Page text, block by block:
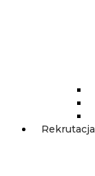
Rekrutacja